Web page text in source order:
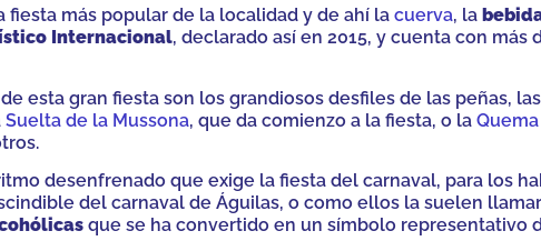
fiesta más popular de la localidad y de ahí la cuerva, la
Internacional, declarado así en 2015, y cuenta con más
esta gran fiesta son los grandiosos desfiles de las peñas,
Suelta de la Mussona, que da comienzo a la fiesta, o la
desenfrenado que exige la fiesta del carnaval, para los
del carnaval de Águilas, o como ellos la suelen llamar
que se ha convertido en un símbolo representativo